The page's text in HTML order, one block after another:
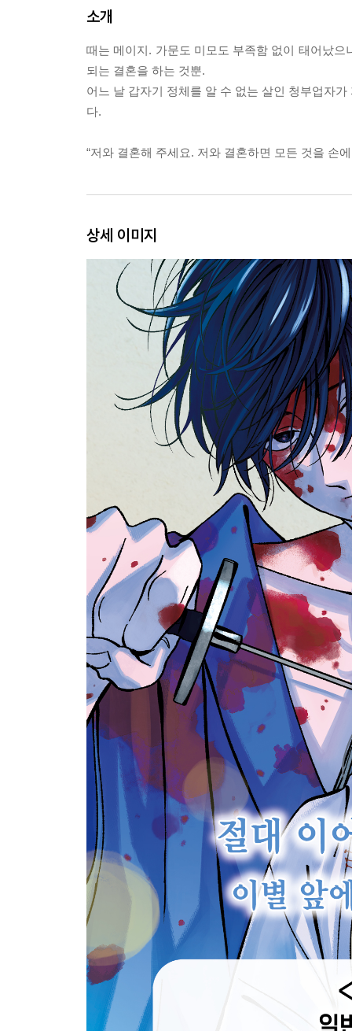
소개
때는 메이지. 가문도 미모도 부족함 없이 태어났
되는 결혼을 하는 것뿐.
어느 날 갑자기 정체를 알 수 없는 살인 청부업자
다.
“저와 결혼해 주세요. 저와 결혼하면 모든 것을 손
상세 이미지